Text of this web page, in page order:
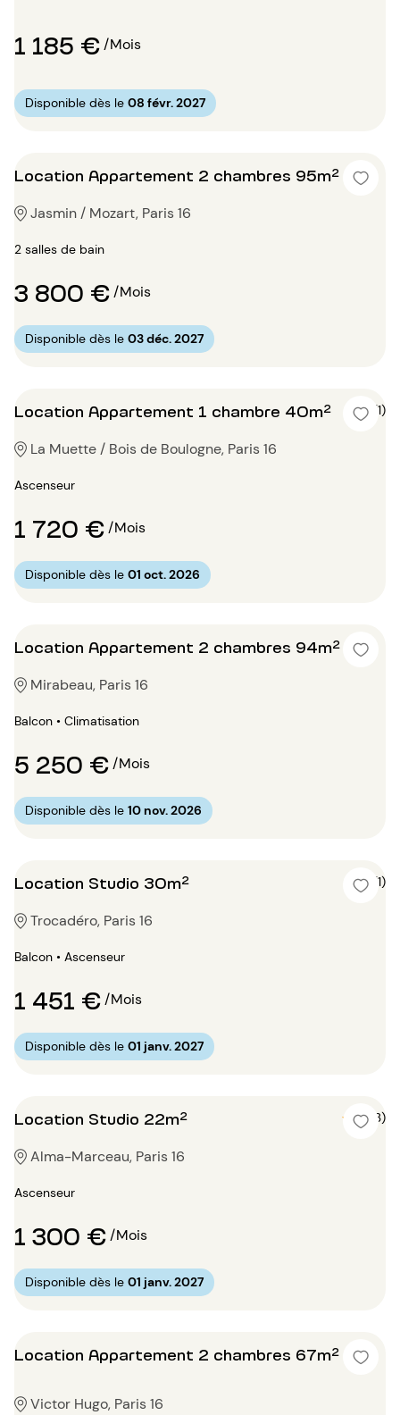
1 185 €/Mois
Disponible dès le 08 févr. 2027
Location Appartement 2 chambres 95m²
Jasmin / Mozart, Paris 16
2 salles de bain
3 800 €/Mois
Disponible dès le 03 déc. 2027
Location Appartement 1 chambre 40m² 4 (1)
La Muette / Bois de Boulogne, Paris 16
Ascenseur
1 720 €/Mois
Disponible dès le 01 oct. 2026
Location Appartement 2 chambres 94m²
Mirabeau, Paris 16
Balcon • Climatisation
5 250 €/Mois
Disponible dès le 10 nov. 2026
Location Studio 30m² 4 (1)
Trocadéro, Paris 16
Balcon • Ascenseur
1 451 €/Mois
Disponible dès le 01 janv. 2027
Location Studio 22m² 5 (3)
Alma-Marceau, Paris 16
Ascenseur
1 300 €/Mois
Disponible dès le 01 janv. 2027
Location Appartement 2 chambres 67m²
Victor Hugo, Paris 16